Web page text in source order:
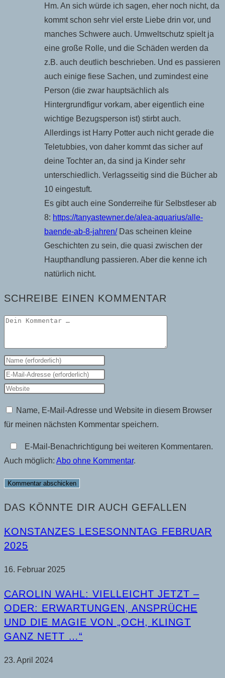
Hm. An sich würde ich sagen, eher noch nicht, da
kommt schon sehr viel erste Liebe drin vor, und
manches Schwere auch. Umweltschutz spielt ja
eine große Rolle, und die Schäden werden da
z.B. auch deutlich beschrieben. Und es passieren
auch einige fiese Sachen, und zumindest eine
Person (die zwar hauptsächlich als
Hintergrundfigur vorkam, aber eigentlich eine
wichtige Bezugsperson ist) stirbt auch.
Allerdings ist Harry Potter auch nicht gerade die
Teletubbies, von daher kommt das sicher auf
deine Tochter an, da sind ja Kinder sehr
unterschiedlich. Verlagsseitig sind die Bücher ab
10 eingestuft.
Es gibt auch eine Sonderreihe für Selbstleser ab
8: https://tanyastewner.de/alea-aquarius/alle-
baende-ab-8-jahren/Das scheinen kleine
Geschichten zu sein, die quasi zwischen der
Haupthandlung passieren. Aber die kenne ich
natürlich nicht.
SCHREIBE EINEN KOMMENTAR
Kommentar
Gib
deinen
Namen
Benutzernamen
zum
Kommentieren
ein
Gib
deine
Mail-
Adresse
zum
Kommentieren
Gib
Website-
URL
ein
(optional)
Name, E-Mail-Adresse und Website in diesem Browser
für meinen nächsten Kommentar speichern.
E-Mail-Benachrichtigung bei weiteren Kommentaren.
Auch möglich: Abo ohne Kommentar.
DAS KÖNNTE DIR AUCH GEFALLEN
KONSTANZES LESESONNTAG FEBRUAR
2025
16. Februar 2025
CAROLIN WAHL: VIELLEICHT JETZT –
ODER: ERWARTUNGEN, ANSPRÜCHE
UND DIE MAGIE VON „OCH, KLINGT
GANZ NETT …“
23. April 2024